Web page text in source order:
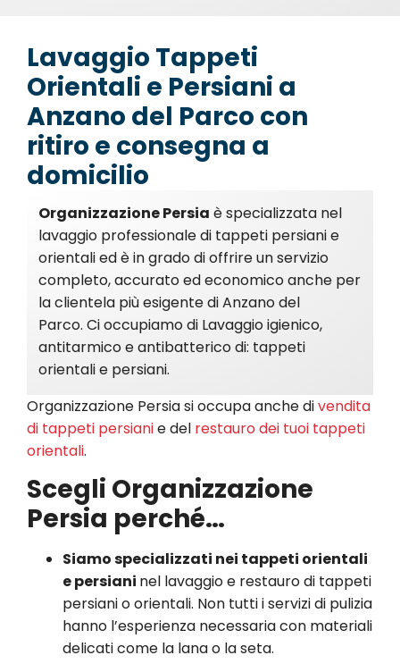
Lavaggio Tappeti
Orientali e Persiani a
Anzano del Parco con
ritiro e consegna a
domicilio
Organizzazione Persia è specializzata nel
lavaggio professionale di tappeti persiani e
orientali ed è in grado di offrire un servizio
completo, accurato ed economico anche per
la clientela più esigente di Anzano del
Parco. Ci occupiamo di Lavaggio igienico,
antitarmico e antibatterico di: tappeti
orientali e persiani.
Organizzazione Persia si occupa anche divendita
di tappeti persianie del restauro dei tuoi tappeti
orientali.
Scegli Organizzazione
Persia perché…
Siamo specializzati nei tappeti orientali
e persiani nel lavaggio e restauro di tappeti
persiani o orientali. Non tutti i servizi di pulizia
hanno l’esperienza necessaria con materiali
delicati come la lana o la seta.